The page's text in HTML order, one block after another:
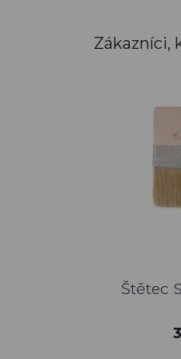
Zákazníci,
Štětec